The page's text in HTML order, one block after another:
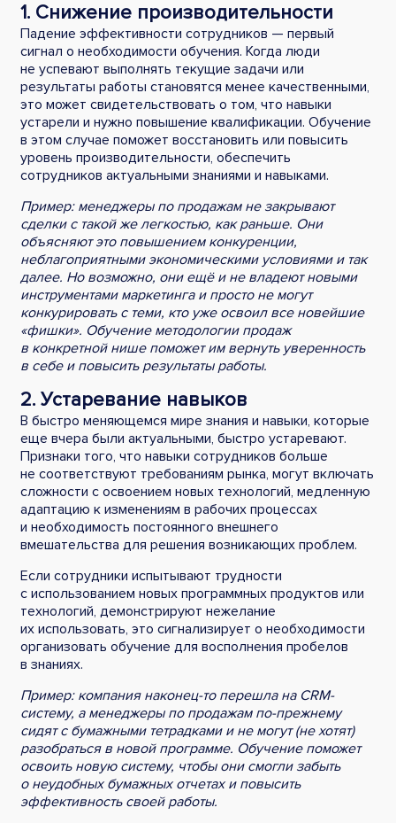
1. Снижение производительности
Падение эффективности сотрудников — первый
сигнал о необходимости обучения. Когда люди
не успевают выполнять текущие задачи или
результаты работы становятся менее качественными,
это может свидетельствовать о том, что навыки
устарели и нужно повышение квалификации. Обучение
в этом случае поможет восстановить или повысить
уровень производительности, обеспечить
сотрудников актуальными знаниями и навыками.
Пример: менеджеры по продажам не закрывают
сделки с такой же легкостью, как раньше. Они
объясняют это повышением конкуренции,
неблагоприятными экономическими условиями и так
далее. Но возможно, они ещё и не владеют новыми
инструментами маркетинга и просто не могут
конкурировать с теми, кто уже освоил все новейшие
«фишки». Обучение методологии продаж
в конкретной нише поможет им вернуть уверенность
в себе и повысить результаты работы.
2. Устаревание навыков
В быстро меняющемся мире знания и навыки, которые
еще вчера были актуальными, быстро устаревают.
Признаки того, что навыки сотрудников больше
не соответствуют требованиям рынка, могут включать
сложности с освоением новых технологий, медленную
адаптацию к изменениям в рабочих процессах
и необходимость постоянного внешнего
вмешательства для решения возникающих проблем.
Если сотрудники испытывают трудности
с использованием новых программных продуктов или
технологий, демонстрируют нежелание
их использовать, это сигнализирует о необходимости
организовать обучение для восполнения пробелов
в знаниях.
Пример: компания наконец-то перешла на CRM-
систему, а менеджеры по продажам по-прежнему
сидят с бумажными тетрадками и не могут (не хотят)
разобраться в новой программе. Обучение поможет
освоить новую систему, чтобы они смогли забыть
о неудобных бумажных отчетах и повысить
эффективность своей работы.